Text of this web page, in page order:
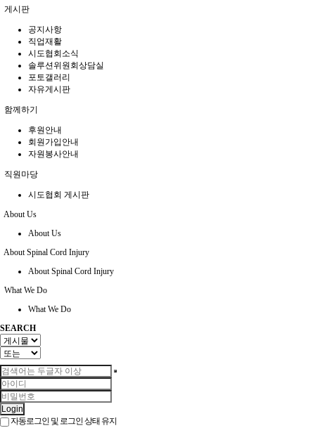
게시판
공지사항
직업재활
시도협회소식
솔루션위원회상담실
포토갤러리
자유게시판
함께하기
후원안내
회원가입안내
자원봉사안내
직원마당
시도협회 게시판
About Us
About Us
About Spinal Cord Injury
About Spinal Cord Injury
What We Do
What We Do
SEARCH
Login
자동로그인 및 로그인 상태 유지